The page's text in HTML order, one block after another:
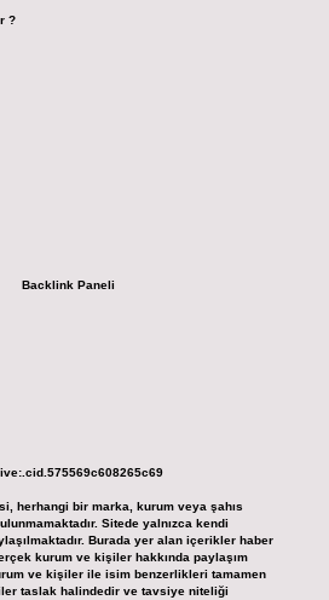
?
herhangi bir marka, kurum veya şahıs
Sitede yalnızca kendi
Burada yer alan içerikler haber
kurum ve kişiler hakkında paylaşım
ve kişiler ile isim benzerlikleri tamamen
taslak halindedir ve tavsiye niteliği